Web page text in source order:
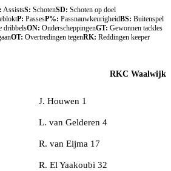
AssistsS: SchotenSD: Schoten op doel
P: PassesP%: PassnauwkeurigheidBS: Buitenspel
dribbelsON: OnderscheppingenGT: Gewonnen tackles
OT: Overtredingen tegenRK: Reddingen keeper
RKC Waalwijk
J. Houwen 1
L. van Gelderen 4
R. van Eijma 17
R. El Yaakoubi 32